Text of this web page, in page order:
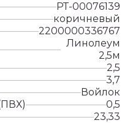
РТ-00076139
коричневый
2200000336767
Линолеум
2,5м
2,5
3,7
Войлок
0,5
23,33